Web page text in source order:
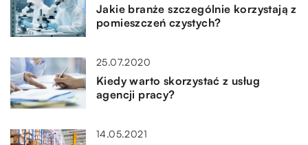
Jakie branże szczególnie korzystają z
pomieszczeń czystych?
25.07.2020
Kiedy warto skorzystać z usług
agencji pracy?
14.05.2021